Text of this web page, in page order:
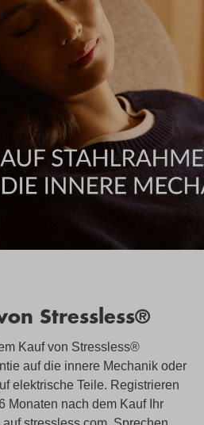
Stressless®
Kauf von Stressless®
auf die innere Mechanik oder
elektrische Teile. Registrieren
Monaten nach dem Kauf Ihr